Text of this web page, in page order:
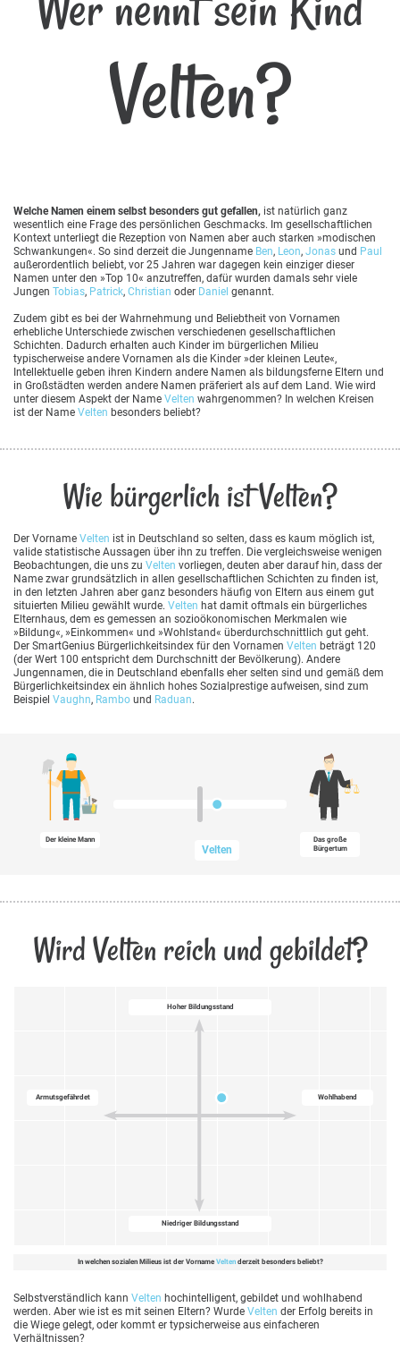
Velten?
Welche Namen einem selbst besonders gut gefallen, ist natürlich ganz
wesentlich eine Frage des persönlichen Geschmacks. Im gesellschaftlichen
Kontext unterliegt die Rezeption von Namen aber auch starken »modischen
Schwankungen«. So sind derzeit die Jungenname Ben, Leon, Jonas und Paul
außerordentlich beliebt, vor 25 Jahren war dagegen kein einziger dieser
Namen unter den »Top 10« anzutreffen, dafür wurden damals sehr viele
Jungen Tobias, Patrick, Christian oder Daniel genannt.
Zudem gibt es bei der Wahrnehmung und Beliebtheit von Vornamen
erhebliche Unterschiede zwischen verschiedenen gesellschaftlichen
Schichten. Dadurch erhalten auch Kinder im bürgerlichen Milieu
typischerweise andere Vornamen als die Kinder »der kleinen Leute«,
Intellektuelle geben ihren Kindern andere Namen als bildungsferne Eltern und
in Großstädten werden andere Namen präferiert als auf dem Land. Wie wird
unter diesem Aspekt der Name Velten wahrgenommen? In welchen Kreisen
ist der Name Velten besonders beliebt?
Wie bürgerlich ist Velten?
Der Vorname Velten ist in Deutschland so selten, dass es kaum möglich ist,
valide statistische Aussagen über ihn zu treffen. Die vergleichsweise wenigen
Beobachtungen, die uns zu Velten vorliegen, deuten aber darauf hin, dass der
Name zwar grundsätzlich in allen gesellschaftlichen Schichten zu finden ist,
in den letzten Jahren aber ganz besonders häufig von Eltern aus einem gut
situierten Milieu gewählt wurde. Velten hat damit oftmals ein bürgerliches
Elternhaus, dem es gemessen an sozioökonomischen Merkmalen wie
»Bildung«, »Einkommen« und »Wohlstand« überdurchschnittlich gut geht.
Der SmartGenius Bürgerlichkeitsindex für den Vornamen Velten beträgt 120
(der Wert 100 entspricht dem Durchschnitt der Bevölkerung). Andere
Jungennamen, die in Deutschland ebenfalls eher selten sind und gemäß dem
Bürgerlichkeitsindex ein ähnlich hohes Sozialprestige aufweisen, sind zum
Beispiel Vaughn, Rambo und Raduan.
Der kleine Mann
Velten
Das große
Bürgertum
Wird Velten reich und gebildet?
Hoher Bildungsstand
Wohlhabend
Niedriger Bildungsstand
Armutsgefährdet
In welchen sozialen Milieus ist der Vorname Veltenderzeit besonders beliebt?
Selbstverständlich kann Velten hochintelligent, gebildet und wohlhabend
werden. Aber wie ist es mit seinen Eltern? Wurde Velten der Erfolg bereits in
die Wiege gelegt, oder kommt er typsicherweise aus einfacheren
Verhältnissen?